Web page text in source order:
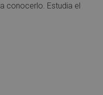
conocerlo. Estudia el